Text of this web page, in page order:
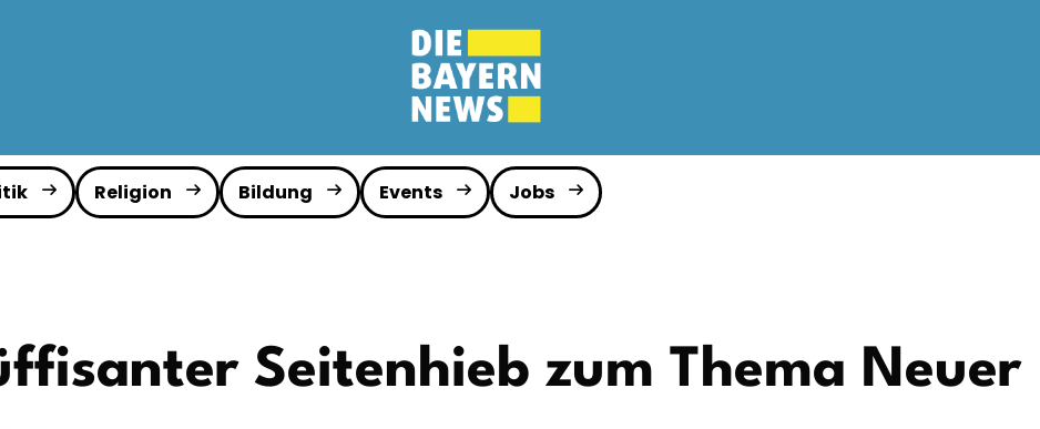
Religion Bildung Events Jobs
Seitenhieb zum Thema Neuer